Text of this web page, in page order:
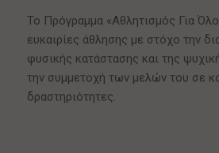
Το Πρόγραμμα «Αθλητισμός Για
ευκαιρίες άθλησης με στόχο την
φυσικής κατάστασης και της
την συμμετοχή των μελών του σε
δραστηριότητες.